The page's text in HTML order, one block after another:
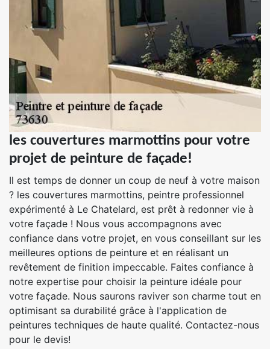
les couvertures marmottins pour votre
projet de peinture de façade!
Il est temps de donner un coup de neuf à votre maison
? les couvertures marmottins, peintre professionnel
expérimenté à Le Chatelard, est prêt à redonner vie à
votre façade ! Nous vous accompagnons avec
confiance dans votre projet, en vous conseillant sur les
meilleures options de peinture et en réalisant un
revêtement de finition impeccable. Faites confiance à
notre expertise pour choisir la peinture idéale pour
votre façade. Nous saurons raviver son charme tout en
optimisant sa durabilité grâce à l'application de
peintures techniques de haute qualité. Contactez-nous
pour le devis!